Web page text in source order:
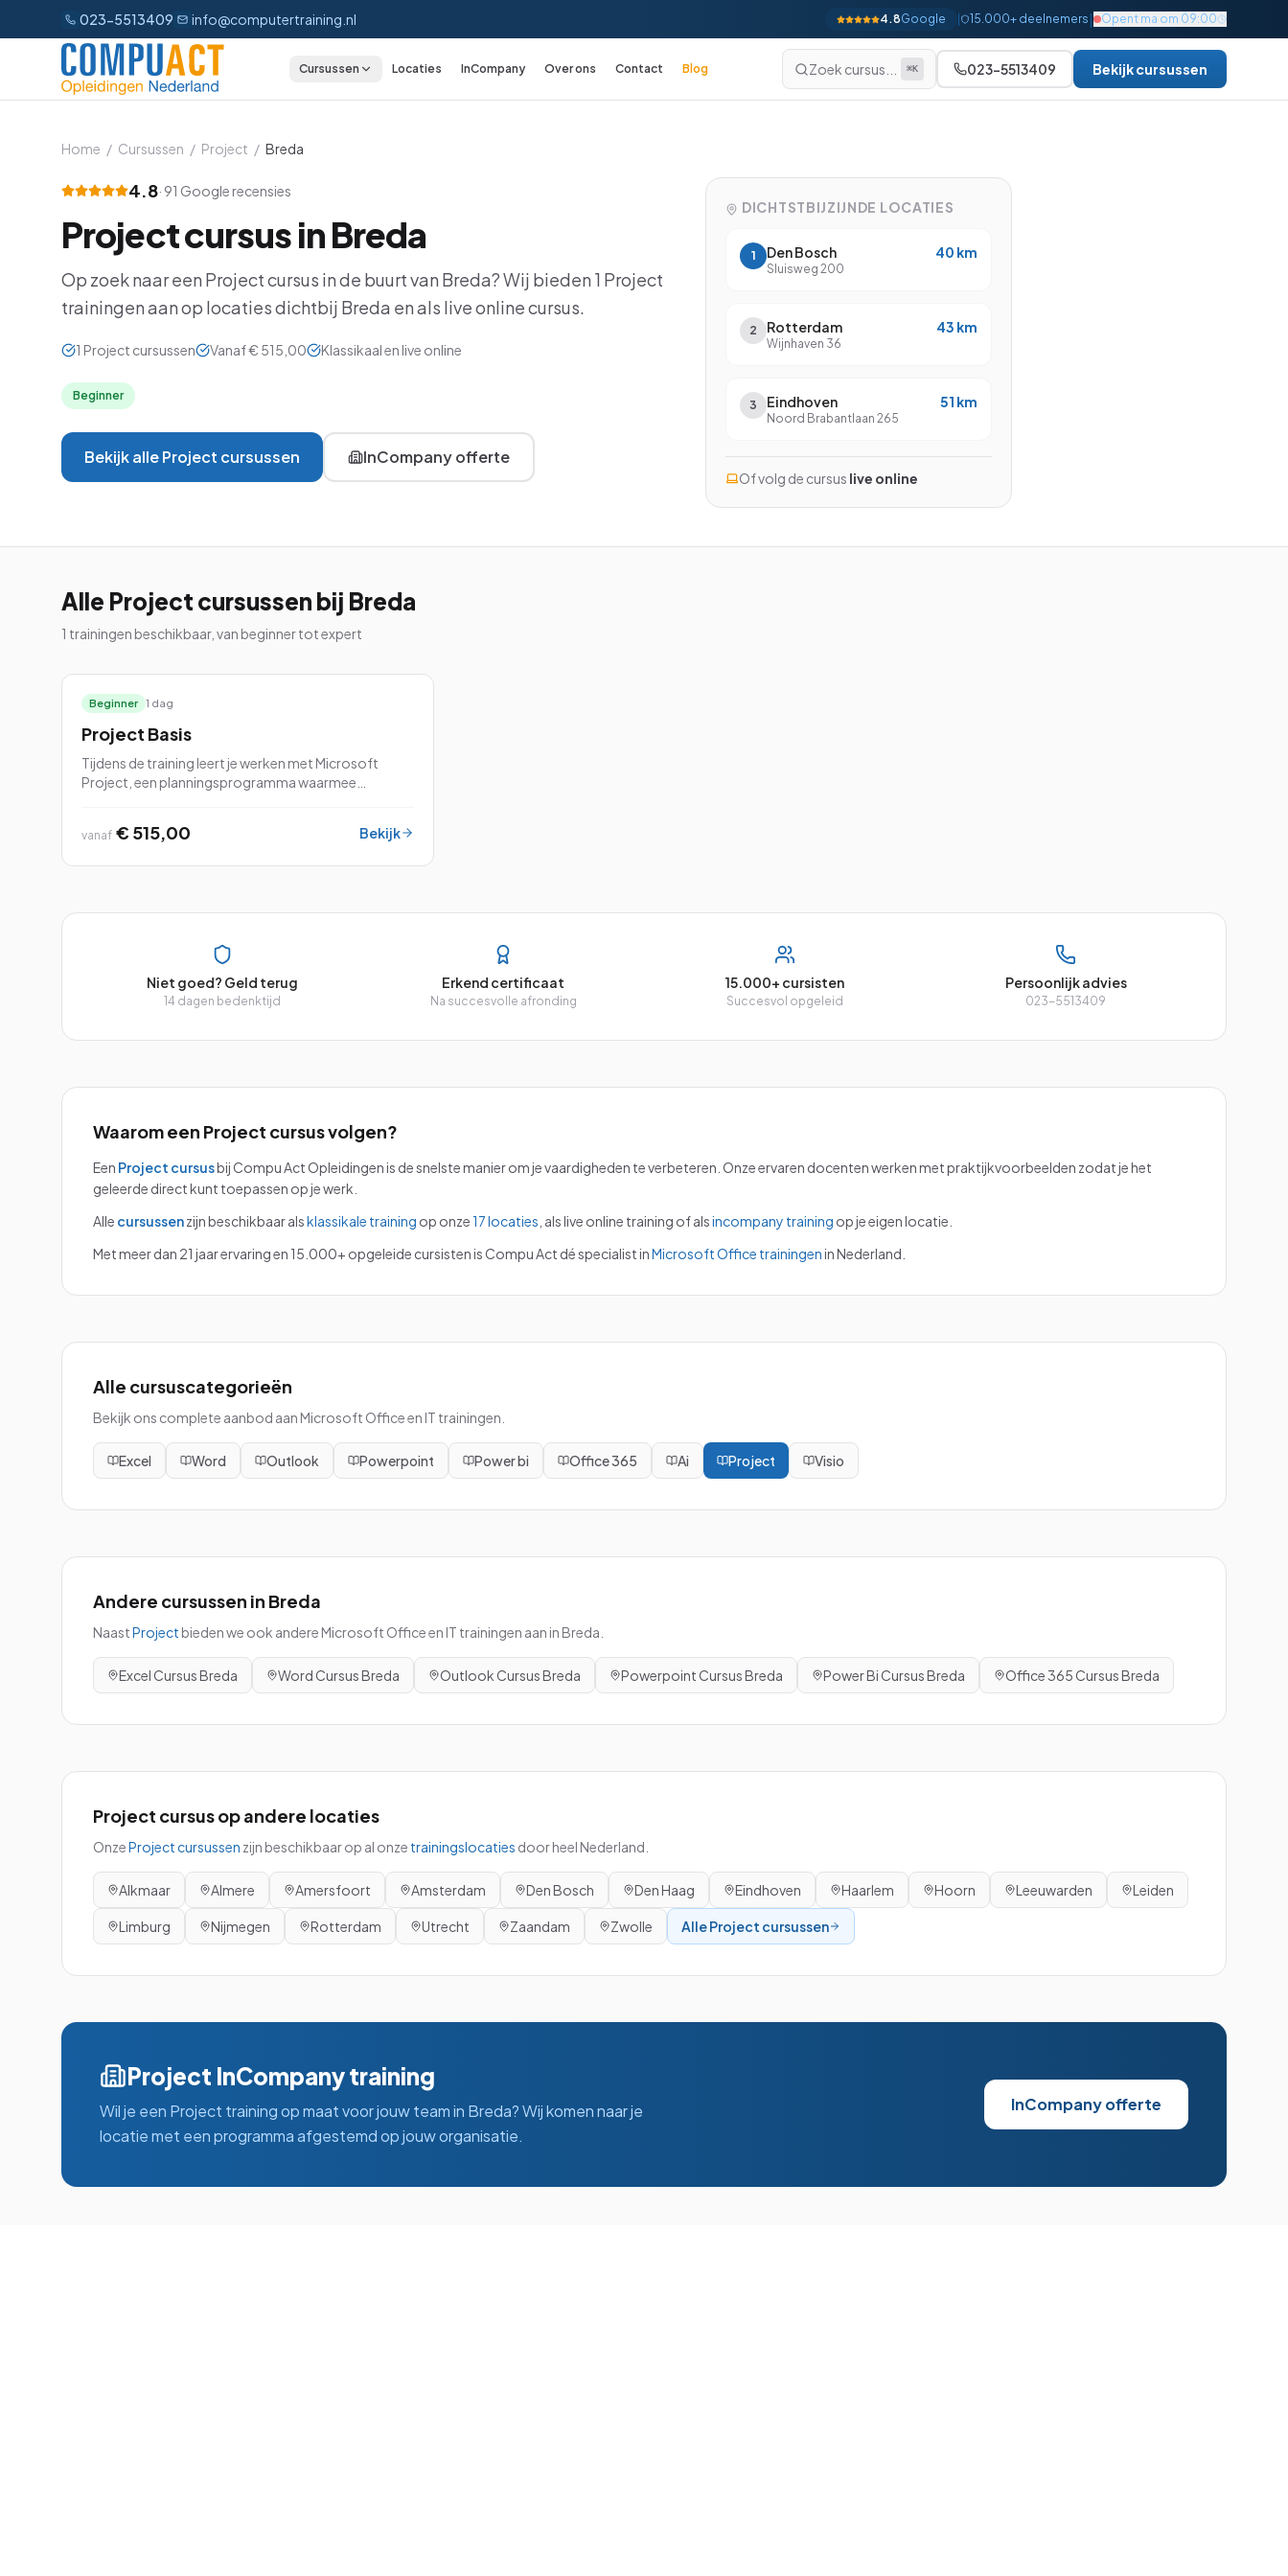
023-5513409 info@computertraining.nl 4.8Google 15.000+ deelnemers | Opent ma om 09:00
Cursussen
Outlook
PowerPoint
Power BI
Office 365
Gevorderd
Excel: Analyse en Rapportage
Gevorderd
Expert
Excel met AI
Excel Power BI Gevorderd
Locaties InCompany Over ons Contact Blog Zoek cursus... ⌘K 023-5513409 Bekijk cursussen
Home / Cursussen / Project / Breda
4.8· 91 Google recensies
Projectcursus inBreda
Op zoek naar een Projectcursus in de buurt van Breda? Wij bieden 1 Project
trainingen aan op locaties dichtbij Breda en als live online cursus.
1 Project cursussen Vanaf€ 515,00 Klassikaal en live online
Beginner
Bekijk alleProject cursussen InCompany offerte
DICHTSTBIJZIJNDE LOCATIES
1 Den Bosch
Sluisweg 200
40 km
2 Rotterdam
Wijnhaven 36
43 km
3 Eindhoven
Noord Brabantlaan 265
51 km
Of volg de cursus live online
Alle Project cursussen bij Breda
1 trainingen beschikbaar, van beginner tot expert
Beginner 1 dag
Project Basis
Tijdens de training leert je werken met Microsoft
Project, een planningsprogramma waarmee
mogelijkheden.
vanaf € 515,00 Bekijk
Niet goed? Geld terug
14 dagen bedenktijd
Erkend certificaat
Na succesvolle afronding
15.000+ cursisten
Succesvol opgeleid
Persoonlijk advies
023-5513409
Waarom een Project cursus volgen?
Een Project cursusbij Compu Act Opleidingen is de snelste manier om je vaardigheden te verbeteren. Onze ervaren docenten werken met praktijkvoorbeelden zodat je het
geleerde direct kunt toepassen op je werk.
Alle cursussenzijn beschikbaar alsklassikale training op onze17 locaties , als live online training of alsincompany training op je eigen locatie.
Met meer dan 21 jaar ervaring en 15.000+ opgeleide cursisten is Compu Act dé specialist inMicrosoft Office trainingenin Nederland.
Alle cursuscategorieën
Bekijk ons complete aanbod aan Microsoft Office en IT trainingen.
Excel Word Outlook Powerpoint Power bi Office 365 Ai Project Visio
Andere cursussen in Breda
NaastProject bieden we ook andere Microsoft Office en IT trainingen aan in Breda
ExcelCursusBreda WordCursusBreda OutlookCursusBreda PowerpointCursusBreda Power BiCursusBreda Office 365CursusBreda
Project cursusop andere locaties
OnzeProjectcursussen zijn beschikbaar op al onze trainingslocaties door heel Nederland.
Alkmaar Almere Amersfoort Amsterdam Den Bosch Den Haag Eindhoven Haarlem Hoorn Leeuwarden Leiden
Limburg Nijmegen Rotterdam Utrecht Zaandam Zwolle AlleProject cursussen
Project InCompany training
Wil je een Project training op maat voor jouw team in Breda? Wij komen naar je
locatie met een programma afgestemd op jouw organisatie.
InCompany offerte